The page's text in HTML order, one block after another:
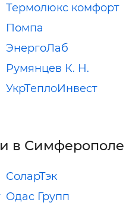
Термолюкс комфорт
Помпа
ЭнергоЛаб
Румянцев К. Н.
УкрТеплоИнвест
в Симферополе
СоларТэк
Одас Групп